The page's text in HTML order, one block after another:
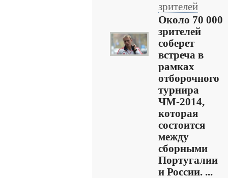
зрителей
Около 70 000
зрителей
соберет
встреча в
рамках
отборочного
турнира
ЧМ-2014,
которая
состоится
между
сборными
Португалии
и России. ...